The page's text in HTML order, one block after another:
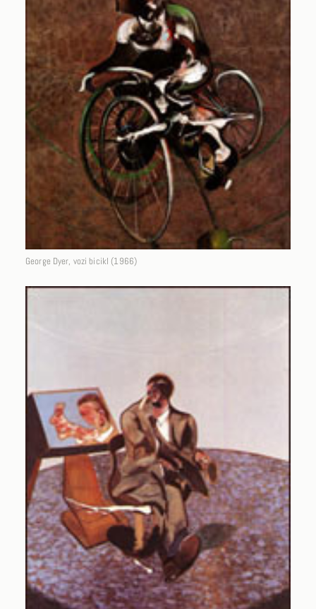
George Dyer, vozi bicikl (1966)